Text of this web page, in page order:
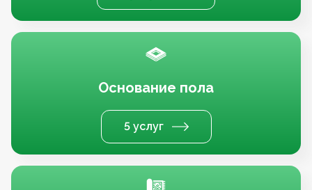
Основание пола
5 услуг